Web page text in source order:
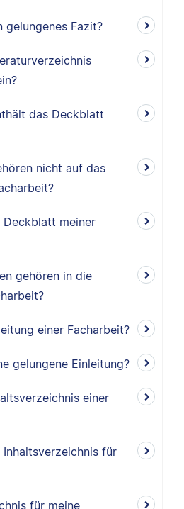
gelungenes Fazit?
das Deckblatt
nicht auf das
Deckblatt meiner
gehören in die
einer Facharbeit?
gelungene Einleitung?
einer
für
für meine